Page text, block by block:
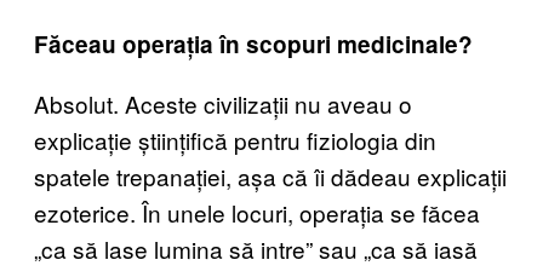
Făceau operația în scopuri medicinale?
Absolut. Aceste civilizații nu aveau o
explicație științifică pentru fiziologia din
spatele trepanației, așa că îi dădeau explicații
ezoterice. În unele locuri, operația se făcea
„ca să lase lumina să intre” sau „ca să iasă